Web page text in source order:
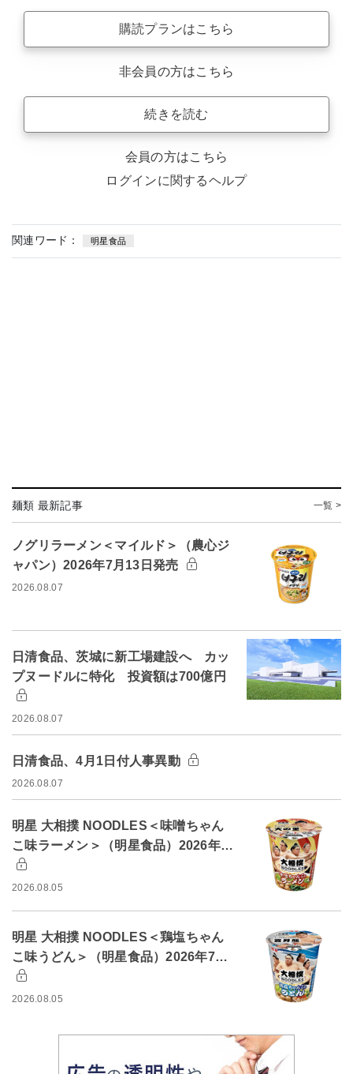
購読プランはこちら
非会員の方はこちら
続きを読む
会員の方はこちら
ログインに関するヘルプ
関連ワード： 明星食品
麺類 最新記事 一覧 >
ノグリラーメン＜マイルド＞（農心ジ
ャパン）2026年7月13日発売
2026.08.07
日清食品、茨城に新工場建設へ カッ
プヌードルに特化 投資額は700億円
2026.08.07
日清食品、4月1日付人事異動
2026.08.07
明星 大相撲 NOODLES＜味噌ちゃん
こ味ラーメン＞（明星食品）2026年…
2026.08.05
明星 大相撲 NOODLES＜鶏塩ちゃん
こ味うどん＞（明星食品）2026年7…
2026.08.05